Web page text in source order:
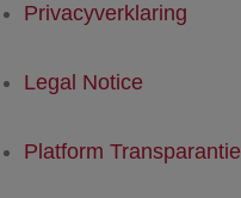
Privacyverklaring
Legal Notice
Platform Transparantie